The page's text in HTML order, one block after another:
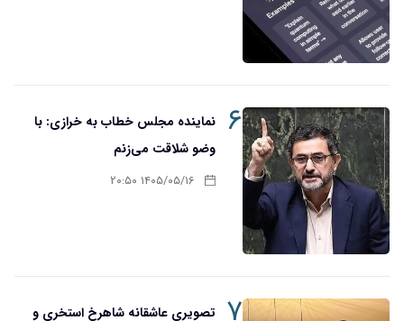
۶
نماینده مجلس خطاب به خرازی: با
وضو شلاقت می‌زنم
۱۴۰۵/۰۵/۱۶ ۲۰:۵۰
تصویری عاشقانه شاهرخ استخری و